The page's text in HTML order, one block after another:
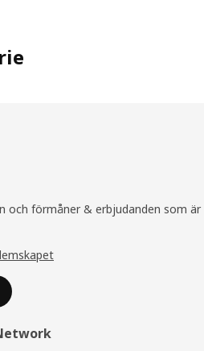
och förmåner & erbjudanden som är